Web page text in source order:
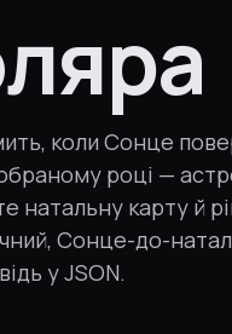
коли Сонце
році —
натальну карту й
Сонце-до-
у JSON.